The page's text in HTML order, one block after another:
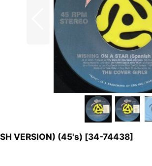
VERSION) (45's) [34-74438]